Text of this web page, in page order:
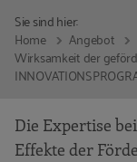
Sie sind hier:
Home
Angebot
Wirksamkeit der
Die Expertise
Effekte der